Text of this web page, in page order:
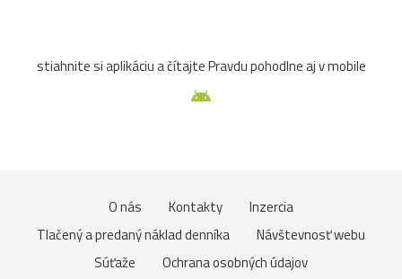
stiahnite si aplikáciu a čítajte Pravdu pohodlne aj v mobile
O nás Kontakty
Inzercia
Tlačený a predaný náklad denníka
Návštevnosť webu
Súťaže
Ochrana osobných údajov